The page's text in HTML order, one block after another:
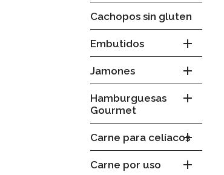
Cachopos sin gluten
Embutidos 
Jamones 
Hamburguesas
Gourmet

Carne para celíacos

Carne por uso 